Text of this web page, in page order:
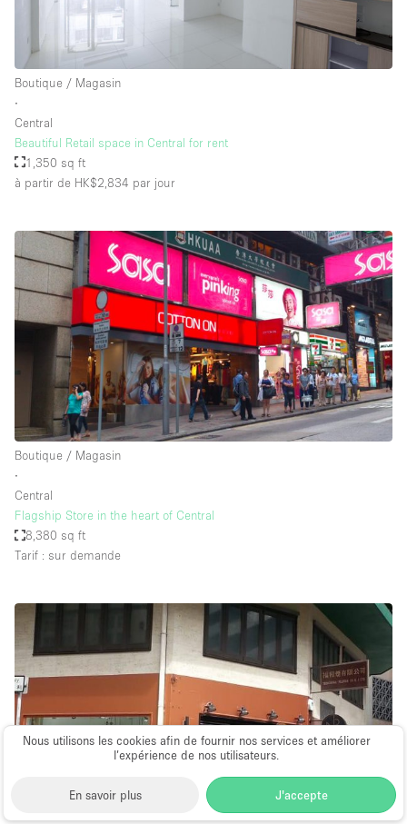
Nous utilisons les cookies afin de fournir nos services et améliorer
l’expérience de nos utilisateurs.
En savoir plus J'accepte
Boutique / Magasin
∙
Central
Beautiful Retail space in Central for rent
1,350 sq ft
à partir de HK$2,834 par jour
Boutique / Magasin
∙
Central
Flagship Store in the heart of Central
8,380 sq ft
Tarif : sur demande